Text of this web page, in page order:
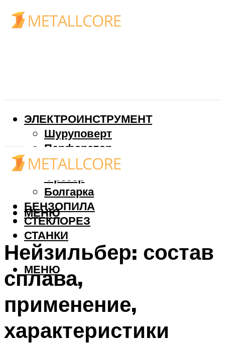
ЭЛЕКТРОИНСТРУМЕНТ
Шуруповерт
Перфоратор
Дрель
Фрезер
Болгарка
БЕНЗОПИЛА
СТЕКЛОРЕЗ
СТАНКИ
МЕНЮ
МЕНЮ
Нейзильбер: состав
сплава,
применение,
характеристики